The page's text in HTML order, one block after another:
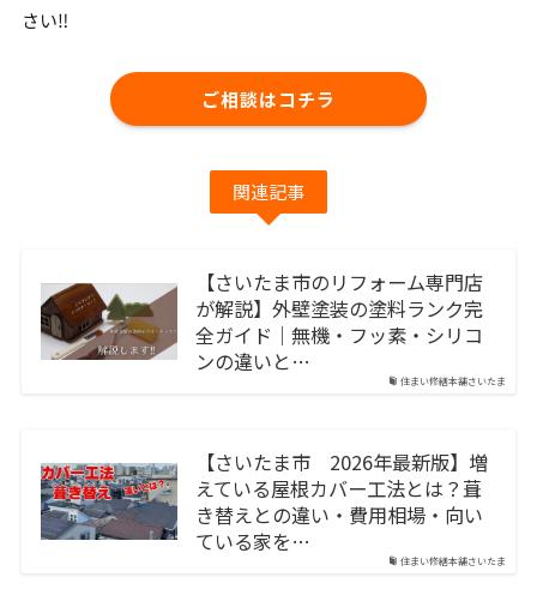
さい‼︎
ご相談はコチラ
関連記事
住まい修繕本舗さいたま
【さいたま市のリフォーム専門店
が解説】外壁塗装の塗料ランク完
全ガイド｜無機・フッ素・シリコ
ンの違いと…
住まい修繕本舗さいたま
【さいたま市 2026年最新版】増
えている屋根カバー工法とは？葺
き替えとの違い・費用相場・向い
ている家を…